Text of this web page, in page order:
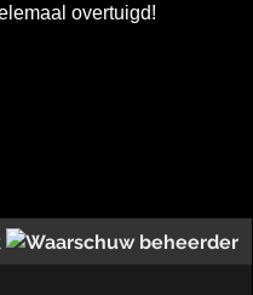
overtuigd!